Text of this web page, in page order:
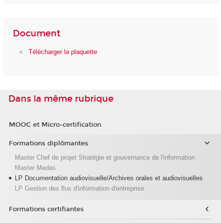
Document
Télécharger la plaquette
Dans la même rubrique
MOOC et Micro-certification
Formations diplômantes
Master Chef de projet Stratégie et gouvernance de l'information
Master Medas
LP Documentation audiovisuelle/Archives orales et audiovisuelles
LP Gestion des flux d'information d'entreprise
Formations certifiantes